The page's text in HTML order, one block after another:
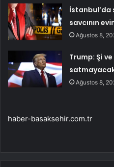
İstanbul’da
savcının
Ağustos 8,
Trump: Şi
Ağustos 8,
haber-basaksehir.com.tr